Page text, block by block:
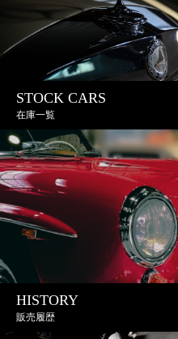
STOCK CARS
在庫一覧
HISTORY
販売履歴